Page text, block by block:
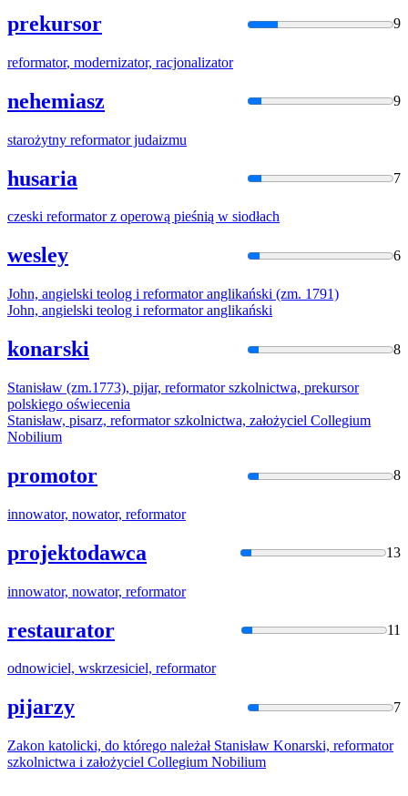
prekursor 9
reformator, modernizator, racjonalizator
nehemiasz 9
starożytny reformatorjudaizmu
husaria 7
czeski reformatorz operową pieśnią w siodłach
wesley 6
John, angielski teolog i reformatoranglikański (zm. 1791)
John, angielski teolog i reformatoranglikański
konarski 8
Stanisław (zm.1773), pijar, reformatorszkolnictwa, prekursor
polskiego oświecenia
Stanisław, pisarz, reformatorszkolnictwa, założyciel Collegium
Nobilium
promotor 8
innowator, nowator, reformator
projektodawca 13
innowator, nowator, reformator
restaurator 11
odnowiciel, wskrzesiciel, reformator
pijarzy 7
Zakon katolicki, do którego należał Stanisław Konarski, reformator
szkolnictwa i założyciel Collegium Nobilium